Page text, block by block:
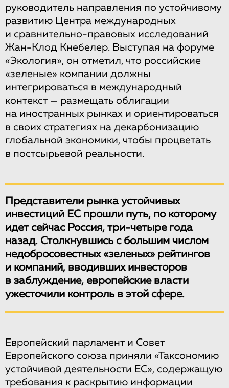
руководитель направления по устойчивому
развитию Центра международных
и сравнительно-правовых исследований
Жан-Клод Кнебелер. Выступая на форуме
«Экология», он отметил, что российские
«зеленые» компании должны
интегрироваться в международный
контекст — размещать облигации
на иностранных рынках и ориентироваться
в своих стратегиях на декарбонизацию
глобальной экономики, чтобы процветать
в постсырьевой реальности.
Представители рынка устойчивых
инвестиций ЕС прошли путь, по которому
идет сейчас Россия, три-четыре года
назад. Столкнувшись с большим числом
недобросовестных «зеленых» рейтингов
и компаний, вводивших инвесторов
в заблуждение, европейские власти
ужесточили контроль в этой сфере.
Европейский парламент и Совет
Европейского союза приняли «Таксономию
устойчивой деятельности ЕС», содержащую
требования к раскрытию информации